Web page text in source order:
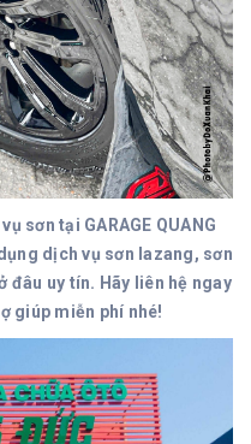
sơn tại GARAGE QUANG
dịch vụ sơn lazang, sơn
đâu uy tín. Hãy liên hệ ngay
giúp miễn phí nhé!